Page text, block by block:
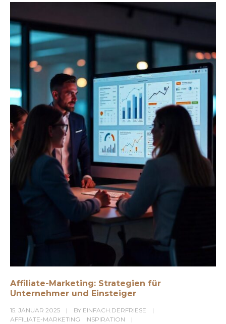
Affiliate-Marketing: Strategien für
Unternehmer und Einsteiger
15. JANUAR 2025 BY EINFACH.DERFRIESE
AFFILIATE-MARKETING
INSPIRATION